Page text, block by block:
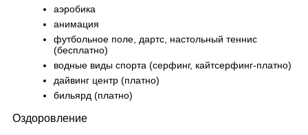
аэробика
анимация
футбольное поле, дартс, настольный теннис
(бесплатно)
водные виды спорта (серфинг, кайтсерфинг-платно)
дайвинг центр (платно)
бильярд (платно)
Оздоровление